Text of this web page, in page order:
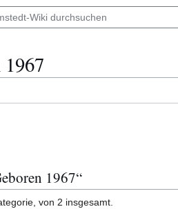
1967“
von 2 insgesamt.